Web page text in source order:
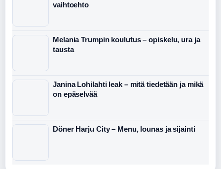
vaihtoehto
Melania Trumpin koulutus – opiskelu, ura ja
tausta
Janina Lohilahti leak – mitä tiedetään ja mikä
on epäselvää
Döner Harju City – Menu, lounas ja sijainti